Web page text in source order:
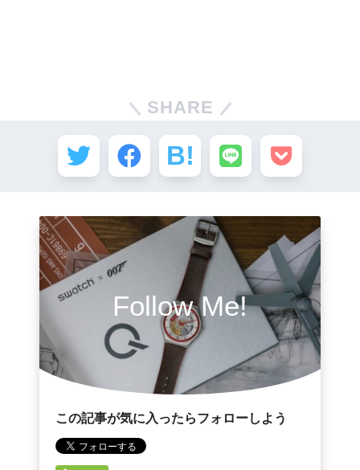
SHARE
Follow Me!
この記事が気に入ったらフォローしよう